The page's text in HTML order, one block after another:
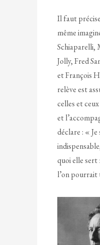
Il faut
même
Schiaparelli,
Jolly, Fred
et François
relève est
celles et
et
déclare : « Je
quoi elle sert
l’on pourrait